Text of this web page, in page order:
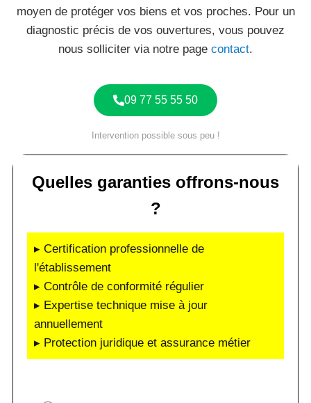
moyen de protéger vos biens et vos proches. Pour un
diagnostic précis de vos ouvertures, vous pouvez
nous solliciter via notre page contact.
09 77 55 55 50
Intervention possible sous peu !
Quelles garanties offrons-nous
?
▸ Certification professionnelle de
l'établissement
▸ Contrôle de conformité régulier
▸ Expertise technique mise à jour
annuellement
▸ Protection juridique et assurance métier